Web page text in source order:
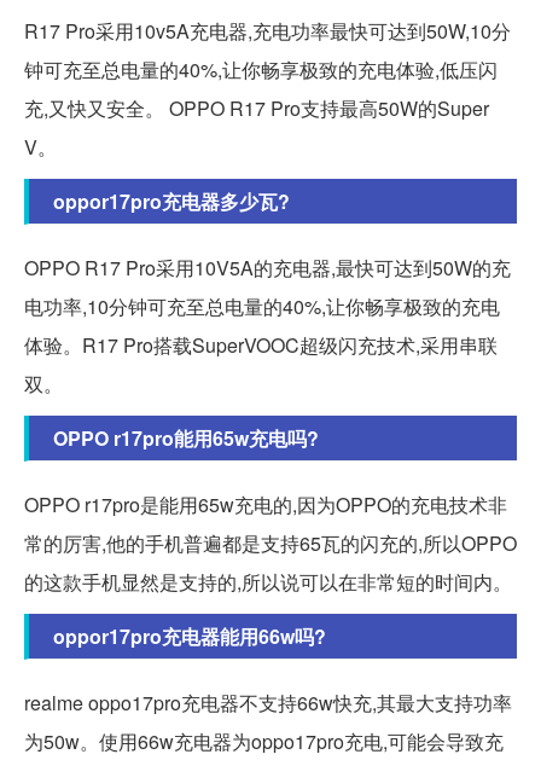
R17 Pro采用10v5A充电器,充电功率最快可达到50W,10分
钟可充至总电量的40%,让你畅享极致的充电体验,低压闪
充,又快又安全。 OPPO R17 Pro支持最高50W的Super
V。
oppor17pro充电器多少瓦?
OPPO R17 Pro采用10V5A的充电器,最快可达到50W的充
电功率,10分钟可充至总电量的40%,让你畅享极致的充电
体验。R17 Pro搭载SuperVOOC超级闪充技术,采用串联
双。
OPPO r17pro能用65w充电吗?
OPPO r17pro是能用65w充电的,因为OPPO的充电技术非
常的厉害,他的手机普遍都是支持65瓦的闪充的,所以OPPO
的这款手机显然是支持的,所以说可以在非常短的时间内。
oppor17pro充电器能用66w吗?
realme oppo17pro充电器不支持66w快充,其最大支持功率
为50w。使用66w充电器为oppo17pro充电,可能会导致充